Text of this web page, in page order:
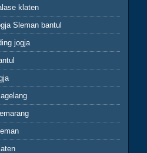
diri kita sendiri
sholat,maka
bumi dan carilah
allah banyak-
(Q.S.62:10)
tak hanya berbentuk
semua jadi
klaten
Sleman bantul
jogja